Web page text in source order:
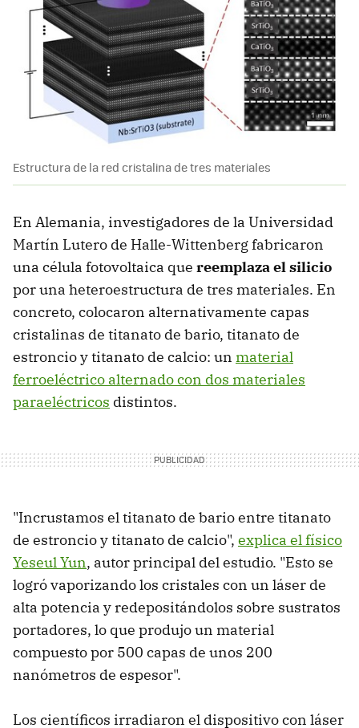
Estructura de la red cristalina de tres materiales
En Alemania, investigadores de la Universidad
Martín Lutero de Halle-Wittenberg fabricaron
una célula fotovoltaica que reemplaza el silicio
por una heteroestructura de tres materiales. En
concreto, colocaron alternativamente capas
cristalinas de titanato de bario, titanato de
estroncio y titanato de calcio: un material
ferroeléctrico alternado con dos materiales
paraeléctricos distintos.
"Incrustamos el titanato de bario entre titanato
de estroncio y titanato de calcio", explica el físico
Yeseul Yun, autor principal del estudio. "Esto se
logró vaporizando los cristales con un láser de
alta potencia y redepositándolos sobre sustratos
portadores, lo que produjo un material
compuesto por 500 capas de unos 200
nanómetros de espesor".
Los científicos irradiaron el dispositivo con láser